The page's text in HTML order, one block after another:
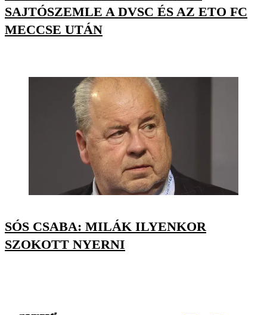
SAJTÓSZEMLE A DVSC ÉS AZ ETO FC
MECCSE UTÁN
SÓS CSABA: MILÁK ILYENKOR
SZOKOTT NYERNI